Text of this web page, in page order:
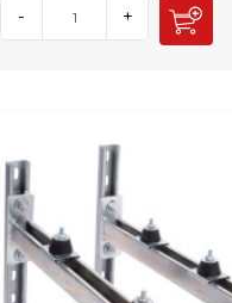
- +